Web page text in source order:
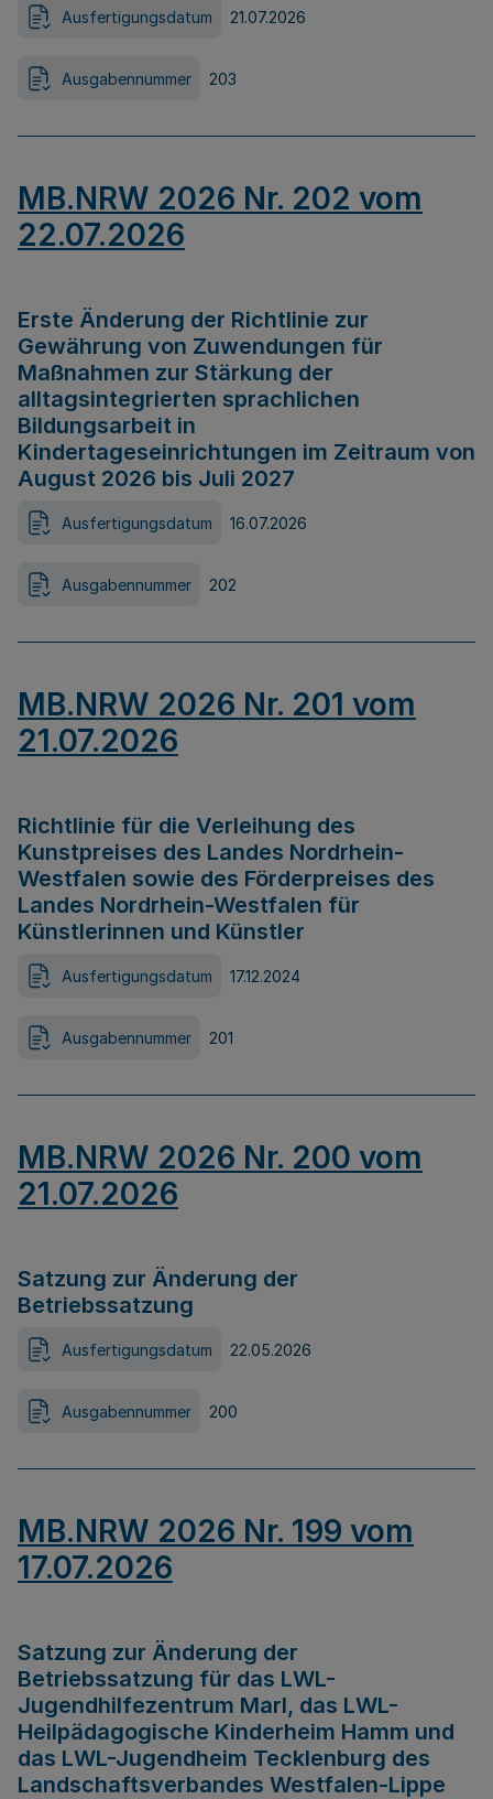
Ausfertigungsdatum 21.07.2026
Ausgabennummer 203
MB.NRW 2026 Nr. 202 vom
22.07.2026
Erste Änderung der Richtlinie zur
Gewährung von Zuwendungen für
Maßnahmen zur Stärkung der
alltagsintegrierten sprachlichen
Bildungsarbeit in
Kindertageseinrichtungen im Zeitraum von
August 2026 bis Juli 2027
Ausfertigungsdatum 16.07.2026
Ausgabennummer 202
MB.NRW 2026 Nr. 201 vom
21.07.2026
Richtlinie für die Verleihung des
Kunstpreises des Landes Nordrhein-
Westfalen sowie des Förderpreises des
Landes Nordrhein-Westfalen für
Künstlerinnen und Künstler
Ausfertigungsdatum 17.12.2024
Ausgabennummer 201
MB.NRW 2026 Nr. 200 vom
21.07.2026
Satzung zur Änderung der
Betriebssatzung
Ausfertigungsdatum 22.05.2026
Ausgabennummer 200
MB.NRW 2026 Nr. 199 vom
17.07.2026
Satzung zur Änderung der
Betriebssatzung für das LWL-
Jugendhilfezentrum Marl, das LWL-
Heilpädagogische Kinderheim Hamm und
das LWL-Jugendheim Tecklenburg des
Landschaftsverbandes Westfalen-Lippe